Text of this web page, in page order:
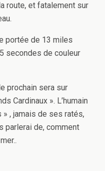
route, et fatalement sur
portée de 13 miles
secondes de couleur
prochain sera sur
Cardinaux ». L’humain
, jamais de ses ratés,
parlerai de, comment